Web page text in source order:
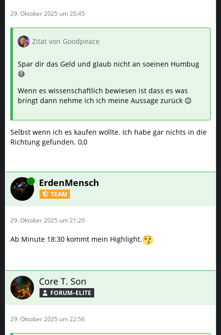
29. Oktober 2025 um 20:45
Zitat von Goodpeace
Spar dir das Geld und glaub nicht an soeinen Humbug
😅
Wenn es wissenschaftlich bewiesen ist dass es was
bringt dann nehme ich ich meine Aussage zurück 😉
Selbst wenn ich es kaufen wollte. Ich habe gar nichts in die
Richtung gefunden. 0,0
Online ErdenMensch
TEAM
29. Oktober 2025 um 21:20
Ab Minute 18:30 kommt mein Highlight.
Core T. Son
FORUM–ELITE
29. Oktober 2025 um 22:56